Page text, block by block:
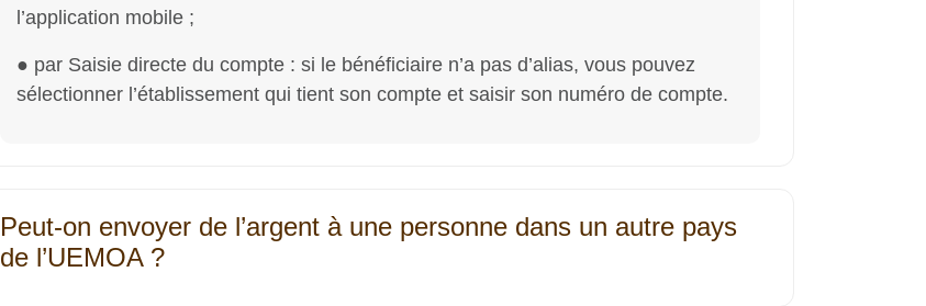
l’application mobile ;
● par Saisie directe du compte : si le bénéficiaire n’a pas d’alias, vous pouvez
sélectionner l’établissement qui tient son compte et saisir son numéro de compte.
Peut-on envoyer de l’argent à une personne dans un autre pays
de l’UEMOA ?